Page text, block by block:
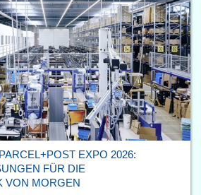
EXPO 2026:
FÜR DIE
VON MORGEN